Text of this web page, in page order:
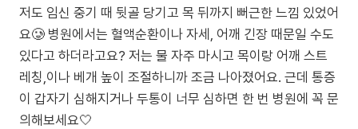
저도 임신 중기 때 뒷골 당기고 목 뒤까지 뻐근한 느낌 있었어
요🥲 병원에서는 혈액순환이나 자세, 어깨 긴장 때문일 수도
있다고 하더라고요? 저는 물 자주 마시고 목이랑 어깨 스트
레칭,이나 베개 높이 조절하니까 조금 나아졌어요. 근데 통증
이 갑자기 심해지거나 두통이 너무 심하면 한 번 병원에 꼭 문
의해보세요🤍